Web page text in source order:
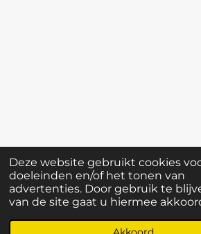
Deze website gebruikt cookies
doeleinden en/of het tonen van
advertenties. Door gebruik te
van de site gaat u hiermee